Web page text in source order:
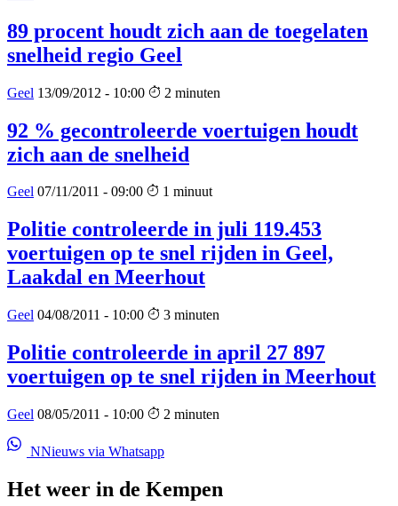
89 procent houdt zich aan de toegelaten
snelheid regio Geel
Geel 13/09/2012 - 10:00 2 minuten
92 % gecontroleerde voertuigen houdt
zich aan de snelheid
Geel 07/11/2011 - 09:00 1 minuut
Politie controleerde in juli 119.453
voertuigen op te snel rijden in Geel,
Laakdal en Meerhout
Geel 04/08/2011 - 10:00 3 minuten
Politie controleerde in april 27 897
voertuigen op te snel rijden in Meerhout
Geel 08/05/2011 - 10:00 2 minuten
NNieuws via Whatsapp
Het weer in de Kempen